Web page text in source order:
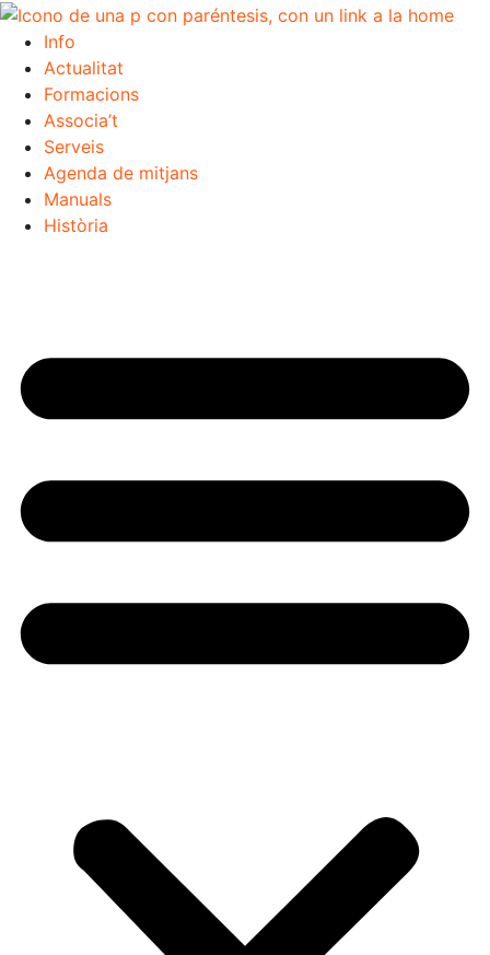
Info
Actualitat
Formacions
Associa’t
Serveis
Agenda de mitjans
Manuals
Història